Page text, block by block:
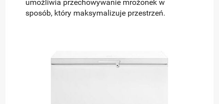
umożliwia przechowywanie mrożonek w
sposób, który maksymalizuje przestrzeń.